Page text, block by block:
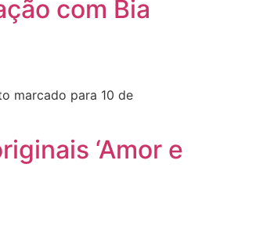
com Bia
marcado para 10 de
‘Amor e